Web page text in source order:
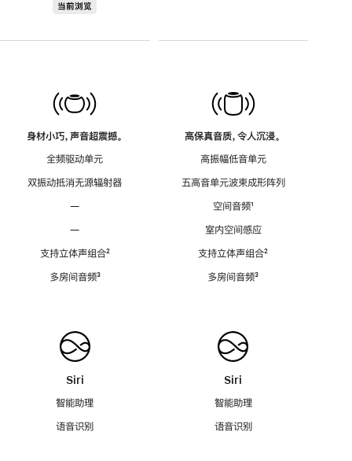
当前浏览
身材小巧，声音超震撼。
全频驱动单元
双振动抵消无源辐射器
—
—
支持立体声组合脚
²
多房间音频脚
³
Siri
智能助理
语音识别
高保真音质，令人沉浸。
高振幅低音单元
五高音单元波束成形阵列
空间音频脚
¹
室内空间感应
支持立体声组合脚
²
多房间音频脚
³
Siri
智能助理
语音识别